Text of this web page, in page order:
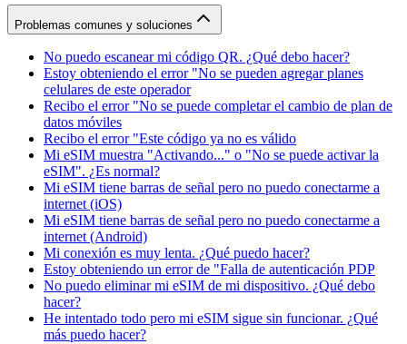
Problemas comunes y soluciones
No puedo escanear mi código QR. ¿Qué debo hacer?
Estoy obteniendo el error "No se pueden agregar planes
celulares de este operador
Recibo el error "No se puede completar el cambio de plan de
datos móviles
Recibo el error "Este código ya no es válido
Mi eSIM muestra "Activando..." o "No se puede activar la
eSIM". ¿Es normal?
Mi eSIM tiene barras de señal pero no puedo conectarme a
internet (iOS)
Mi eSIM tiene barras de señal pero no puedo conectarme a
internet (Android)
Mi conexión es muy lenta. ¿Qué puedo hacer?
Estoy obteniendo un error de "Falla de autenticación PDP
No puedo eliminar mi eSIM de mi dispositivo. ¿Qué debo
hacer?
He intentado todo pero mi eSIM sigue sin funcionar. ¿Qué
más puedo hacer?